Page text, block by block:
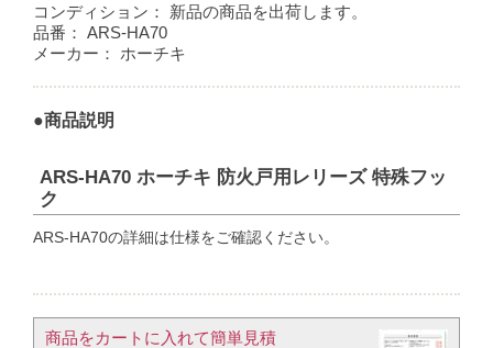
コンディション：
新品の商品を出荷します。
品番：
ARS-HA70
メーカー：
ホーチキ
●商品説明
ARS-HA70 ホーチキ 防火戸用レリーズ 特殊フッ
ク
ARS-HA70の詳細は仕様をご確認ください。
商品をカートに入れて簡単見積​